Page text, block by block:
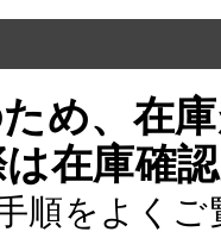
ド
め、在
在庫確
順をよくご